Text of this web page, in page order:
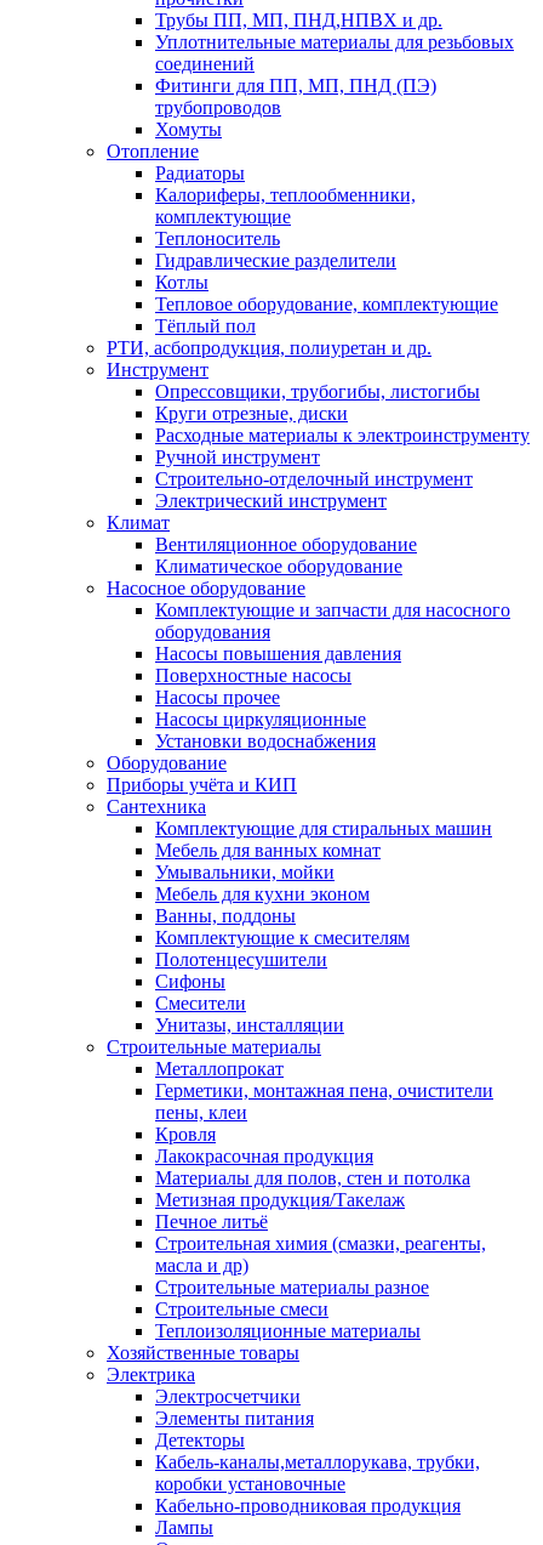
Трубы ПП, МП, ПНД,НПВХ и др.
Уплотнительные материалы для резьбовых
соединений
Фитинги для ПП, МП, ПНД (ПЭ)
трубопроводов
Хомуты
Отопление
Радиаторы
Калориферы, теплообменники,
комплектующие
Теплоноситель
Гидравлические разделители
Котлы
Тепловое оборудование, комплектующие
Тёплый пол
РТИ, асбопродукция, полиуретан и др.
Инструмент
Опрессовщики, трубогибы, листогибы
Круги отрезные, диски
Расходные материалы к электроинструменту
Ручной инструмент
Строительно-отделочный инструмент
Электрический инструмент
Климат
Вентиляционное оборудование
Климатическое оборудование
Насосное оборудование
Комплектующие и запчасти для насосного
оборудования
Насосы повышения давления
Поверхностные насосы
Насосы прочее
Насосы циркуляционные
Установки водоснабжения
Оборудование
Приборы учёта и КИП
Сантехника
Комплектующие для стиральных машин
Мебель для ванных комнат
Умывальники, мойки
Мебель для кухни эконом
Ванны, поддоны
Комплектующие к смесителям
Полотенцесушители
Сифоны
Смесители
Унитазы, инсталляции
Строительные материалы
Металлопрокат
Герметики, монтажная пена, очистители
пены, клеи
Кровля
Лакокрасочная продукция
Материалы для полов, стен и потолка
Метизная продукция/Такелаж
Печное литьё
Строительная химия (смазки, реагенты,
масла и др)
Строительные материалы разное
Строительные смеси
Теплоизоляционные материалы
Хозяйственные товары
Электрика
Электросчетчики
Элементы питания
Детекторы
Кабель-каналы,металлорукава, трубки,
коробки установочные
Кабельно-проводниковая продукция
Лампы